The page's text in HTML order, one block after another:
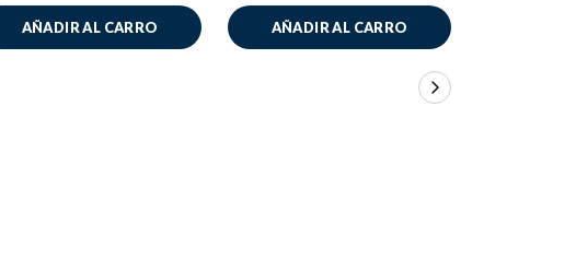
AÑADIR AL CARRO AÑADIR AL CARRO